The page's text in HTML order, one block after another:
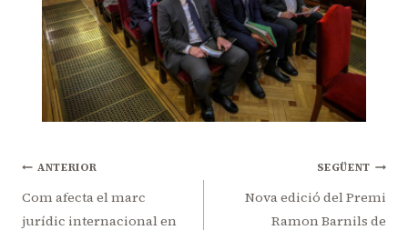
Navegació
d'entrades
ANTERIOR
Com afecta el marc
jurídic internacional en
SEGÜENT
Nova edició del Premi
Ramon Barnils de